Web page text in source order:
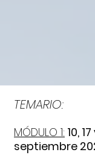
TEMARIO:
MÓDULO 1: 10,
septiembre